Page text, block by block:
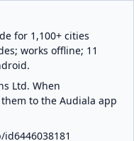
for 1,100+ cities
works offline; 11
Ltd. When
to the Audiala app